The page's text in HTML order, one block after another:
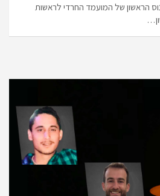
הראשון של המועמד החרדי לראשות